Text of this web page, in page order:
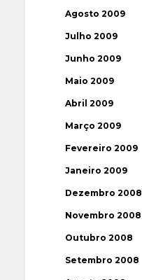
Agosto 2009
Julho 2009
Junho 2009
Maio 2009
Abril 2009
Março 2009
Fevereiro 2009
Janeiro 2009
Dezembro 2008
Novembro 2008
Outubro 2008
Setembro 2008